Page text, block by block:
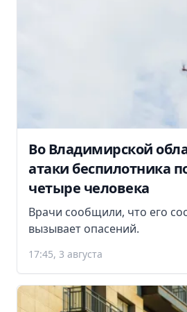
Во Владимирской
атаки беспилотника
четыре человека
Врачи сообщили, что его
вызывает опасений.
17:45, 3 августа